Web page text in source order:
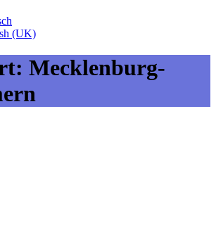
(UK)
Mecklenburg-